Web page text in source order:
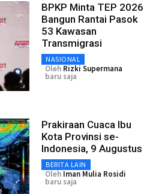
BPKP Minta TEP 2026
Bangun Rantai Pasok
53 Kawasan
Transmigrasi
NASIONAL
Oleh Rizki Supermana
baru saja
Prakiraan Cuaca Ibu
Kota Provinsi se-
Indonesia, 9 Augustus
BERITA LAIN
Oleh Iman Mulia Rosidi
baru saja